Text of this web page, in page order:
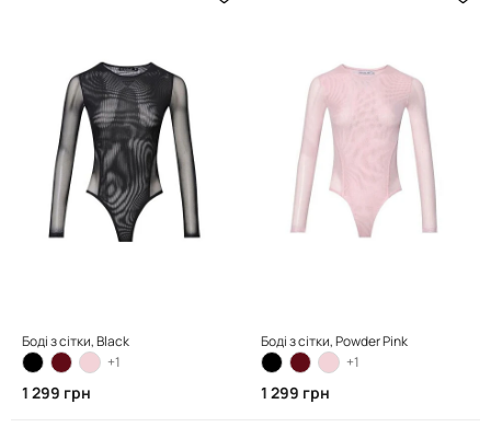
Боді з сітки, Black
+1
1 299 грн
Боді з сітки, Powder Pink
+1
1 299 грн